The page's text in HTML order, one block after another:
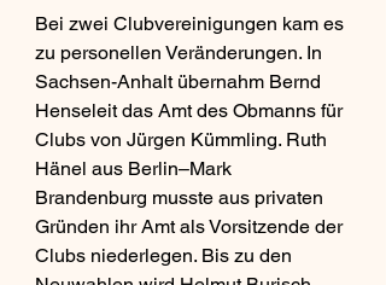
Bei zwei Clubvereinigungen kam es
zu personellen Veränderungen. In
Sachsen-Anhalt übernahm Bernd
Henseleit das Amt des Obmanns für
Clubs von Jürgen Kümmling. Ruth
Hänel aus Berlin–Mark
Brandenburg musste aus privaten
Gründen ihr Amt als Vorsitzende der
Clubs niederlegen. Bis zu den